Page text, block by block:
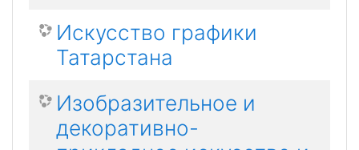
Искусство графики
Татарстана
Изобразительное и
декоративно-